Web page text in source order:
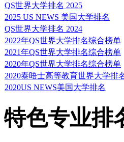
有人文科学
程，授文学
耶鲁拥有研
程，授文学
位。医学院
QS世界大学排名 2025
2025 US NEWS 美国大学排名
QS世界大学排名 2024
2022年QS世界大学排名综合榜单
2021年QS世界大学排名综合榜单
2020年QS世界大学排名综合榜单
2020泰晤士高等教育世界大学排
2020US NEWS美国大学排名
特色专业排